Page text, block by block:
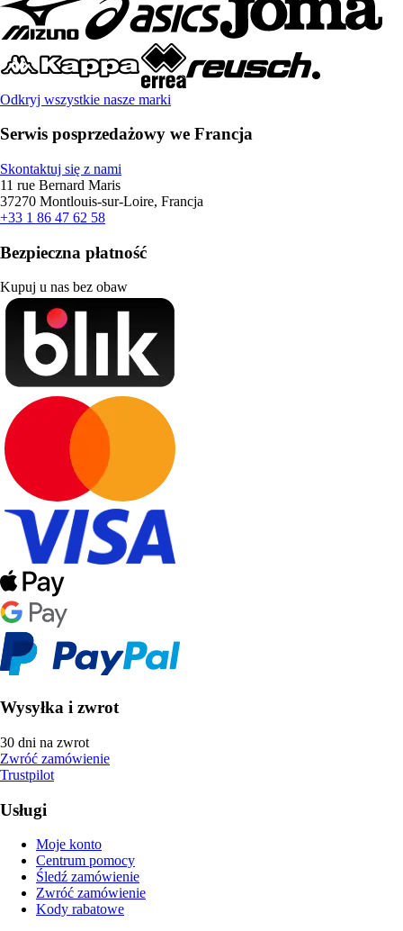
Odkryj wszystkie nasze marki
Serwis posprzedażowy we Francja
Skontaktuj się z nami
11 rue Bernard Maris
37270 Montlouis-sur-Loire, Francja
+33 1 86 47 62 58
Bezpieczna płatność
Kupuj u nas bez obaw
Wysyłka i zwrot
30 dni na zwrot
Zwróć zamówienie
Trustpilot
Usługi
Moje konto
Centrum pomocy
Śledź zamówienie
Zwróć zamówienie
Kody rabatowe